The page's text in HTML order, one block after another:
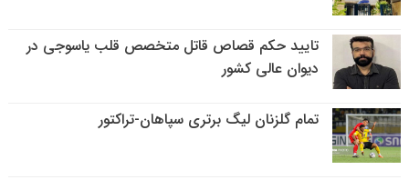
تایید حکم قصاص قاتل متخصص قلب یاسوجی در
دیوان عالی کشور
تمام گلزنان لیگ‌ برتری سپاهان-تراکتور